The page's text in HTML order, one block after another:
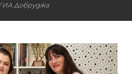
ИА Добруджа